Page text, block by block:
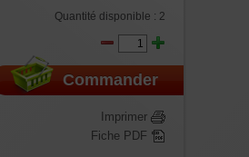
Quantité disponible : 2
Commander
Imprimer
Fiche PDF